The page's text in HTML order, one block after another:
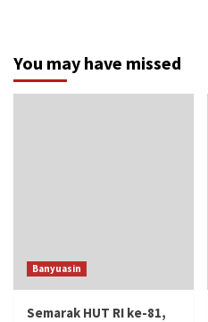
You may have missed
Banyuasin
Semarak HUT RI ke-81,